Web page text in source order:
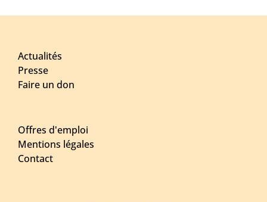
Actualités
Presse
Faire un don
Offres d'emploi
Mentions légales
Contact